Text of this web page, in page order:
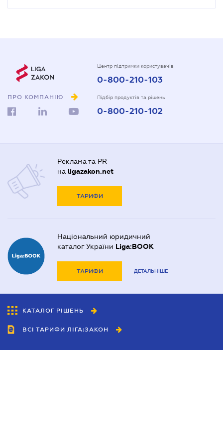
ПРО КОМПАНІЮ
Центр підтримки користувачів
0-800-210-103
Підбір продуктів та рішень
0-800-210-102
Реклама та PR
на ligazakon.net
ТАРИФИ
Національний юридичний
каталог України Liga:BOOK
ТАРИФИ ДЕТАЛЬНІШЕ
КАТАЛОГ РІШЕНЬ
ВСІ ТАРИФИ ЛІГА:ЗАКОН